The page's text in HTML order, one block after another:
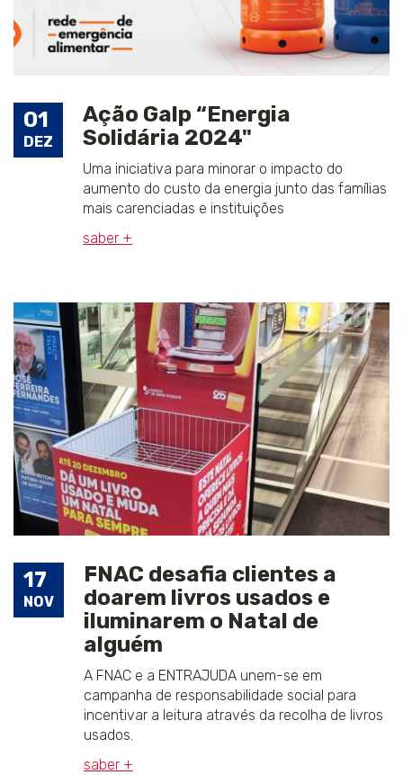
01
DEZ
Ação Galp “Energia
Solidária 2024"
Uma iniciativa para minorar o impacto do
aumento do custo da energia junto das famílias
mais carenciadas e instituições
saber +
17
NOV
FNAC desafia clientes a
doarem livros usados e
iluminarem o Natal de
alguém
A FNAC e a ENTRAJUDA unem-se em
campanha de responsabilidade social para
incentivar a leitura através da recolha de livros
usados.
saber +